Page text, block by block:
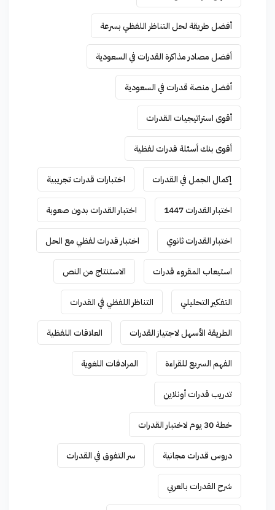
أفضل طريقة لحل التناظر اللفظي بسرعة
أفضل مصادر مذاكرة القدرات في السعودية
أفضل منصة قدرات في السعودية
أقوى استراتيجيات القدرات
أقوى بنك أسئلة قدرات لفظية
إكمال الجمل في القدرات اختبارات قدرات تجريبية
اختبار القدرات 1447 اختبار القدرات بدون صعوبة
اختبار القدرات ثانوي اختبار قدرات لفظي مع الحل
استيعاب المقروء قدرات الاستنتاج من النص
التفكير التحليلي التناظر اللفظي في القدرات
الطريقة الأسهل لاجتياز القدرات العلاقات اللفظية
الفهم السريع للقراءة المرادفات اللغوية
تدريب قدرات أونلاين
خطة 30 يوم لاختبار القدرات
دروس قدرات مجانية سر التفوق في القدرات
شرح القدرات بالعربي